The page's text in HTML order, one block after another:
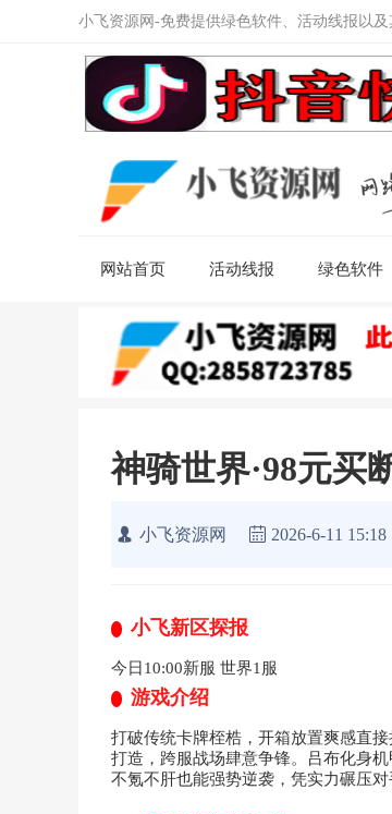
小飞资源网-免费提供绿色软件、活动线报以
网站首页 活动线报 绿色软件
神骑世界·98元买
小飞资源网 2026-6-11 15:18
小飞新区探报
今日10:00新服 世界1服
游戏介绍
打破传统卡牌桎梏，开箱放置爽感直
打造，跨服战场肆意争锋。吕布化身
不氪不肝也能强势逆袭，凭实力碾压对